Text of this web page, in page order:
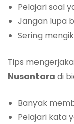
Pelajari soal
Jangan lupa
Sering
Tips
Nusantara di
Banyak
Pelajari kata